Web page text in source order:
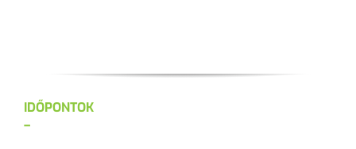
IDŐPONTOK
–